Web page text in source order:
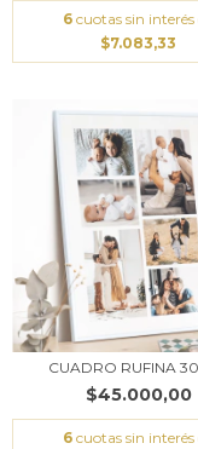
6 cuotas sin interés
$7.083,33
CUADRO RUFINA
$45.000,00
6 cuotas sin interés